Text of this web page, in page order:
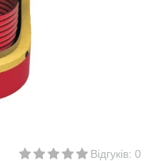
Відгуків: 0